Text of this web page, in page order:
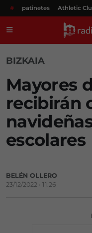
# patinetes Athletic
BIZKAIA
Mayores
recibirán
escolares
BELÉN OLLERO
23/12/2022 • 11:26